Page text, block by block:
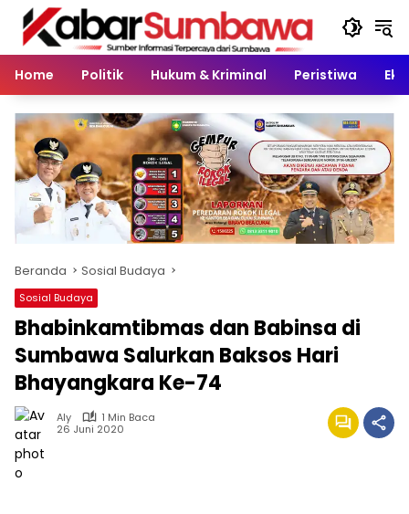
Langsung
konten
Home
Politik Hukum & Kriminal Peristiwa
Beranda Sosial Budaya
Sosial Budaya
Bhabinkamtibmas dan Babinsa di
Sumbawa Salurkan Baksos Hari
Bhayangkara Ke-74
Aly
1 Min Baca
26 Juni 2020